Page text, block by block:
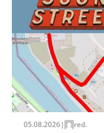
Zapamiętaj
pisania
05.08.2026| red.